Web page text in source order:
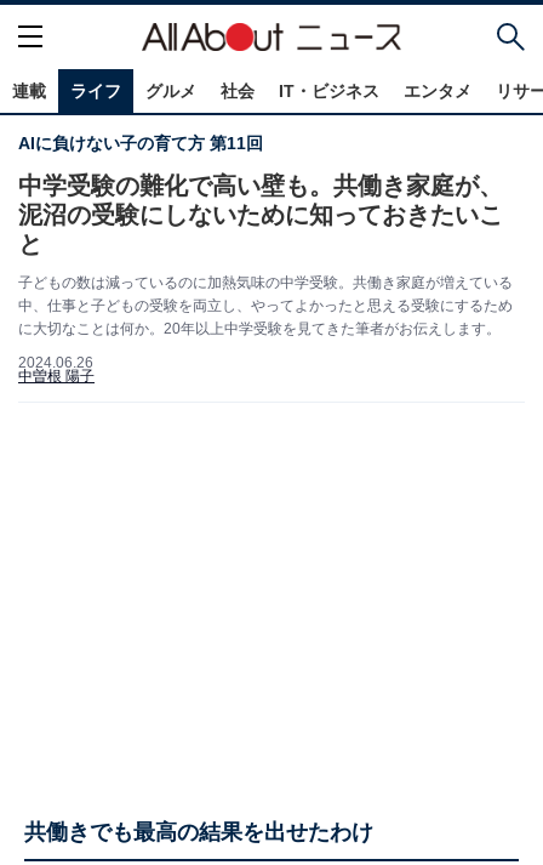
連載 ライフ グルメ 社会 IT・ビジネス エンタメ リサ
AIに負けない子の育て方 第11回
中学受験の難化で高い壁も。共働き家庭が、
泥沼の受験にしないために知っておきたいこ
と
子どもの数は減っているのに加熱気味の中学受験。共働き家庭が増えている
中、仕事と子どもの受験を両立し、やってよかったと思える受験にするため
に大切なことは何か。20年以上中学受験を見てきた筆者がお伝えします。
2024.06.26
中曽根 陽子
共働きでも最高の結果を出せたわけ